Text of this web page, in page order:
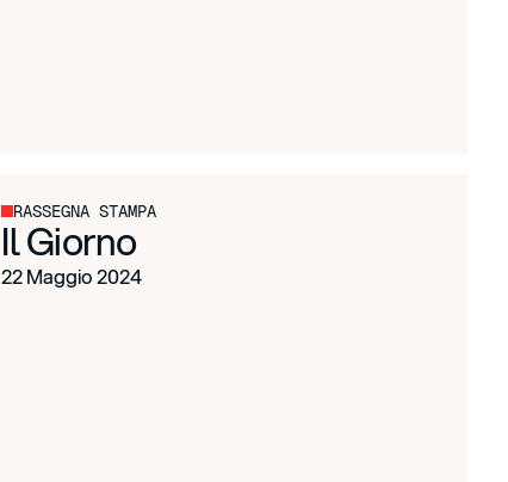
RASSEGNA STAMPA
Il Giorno
22 Maggio 2024